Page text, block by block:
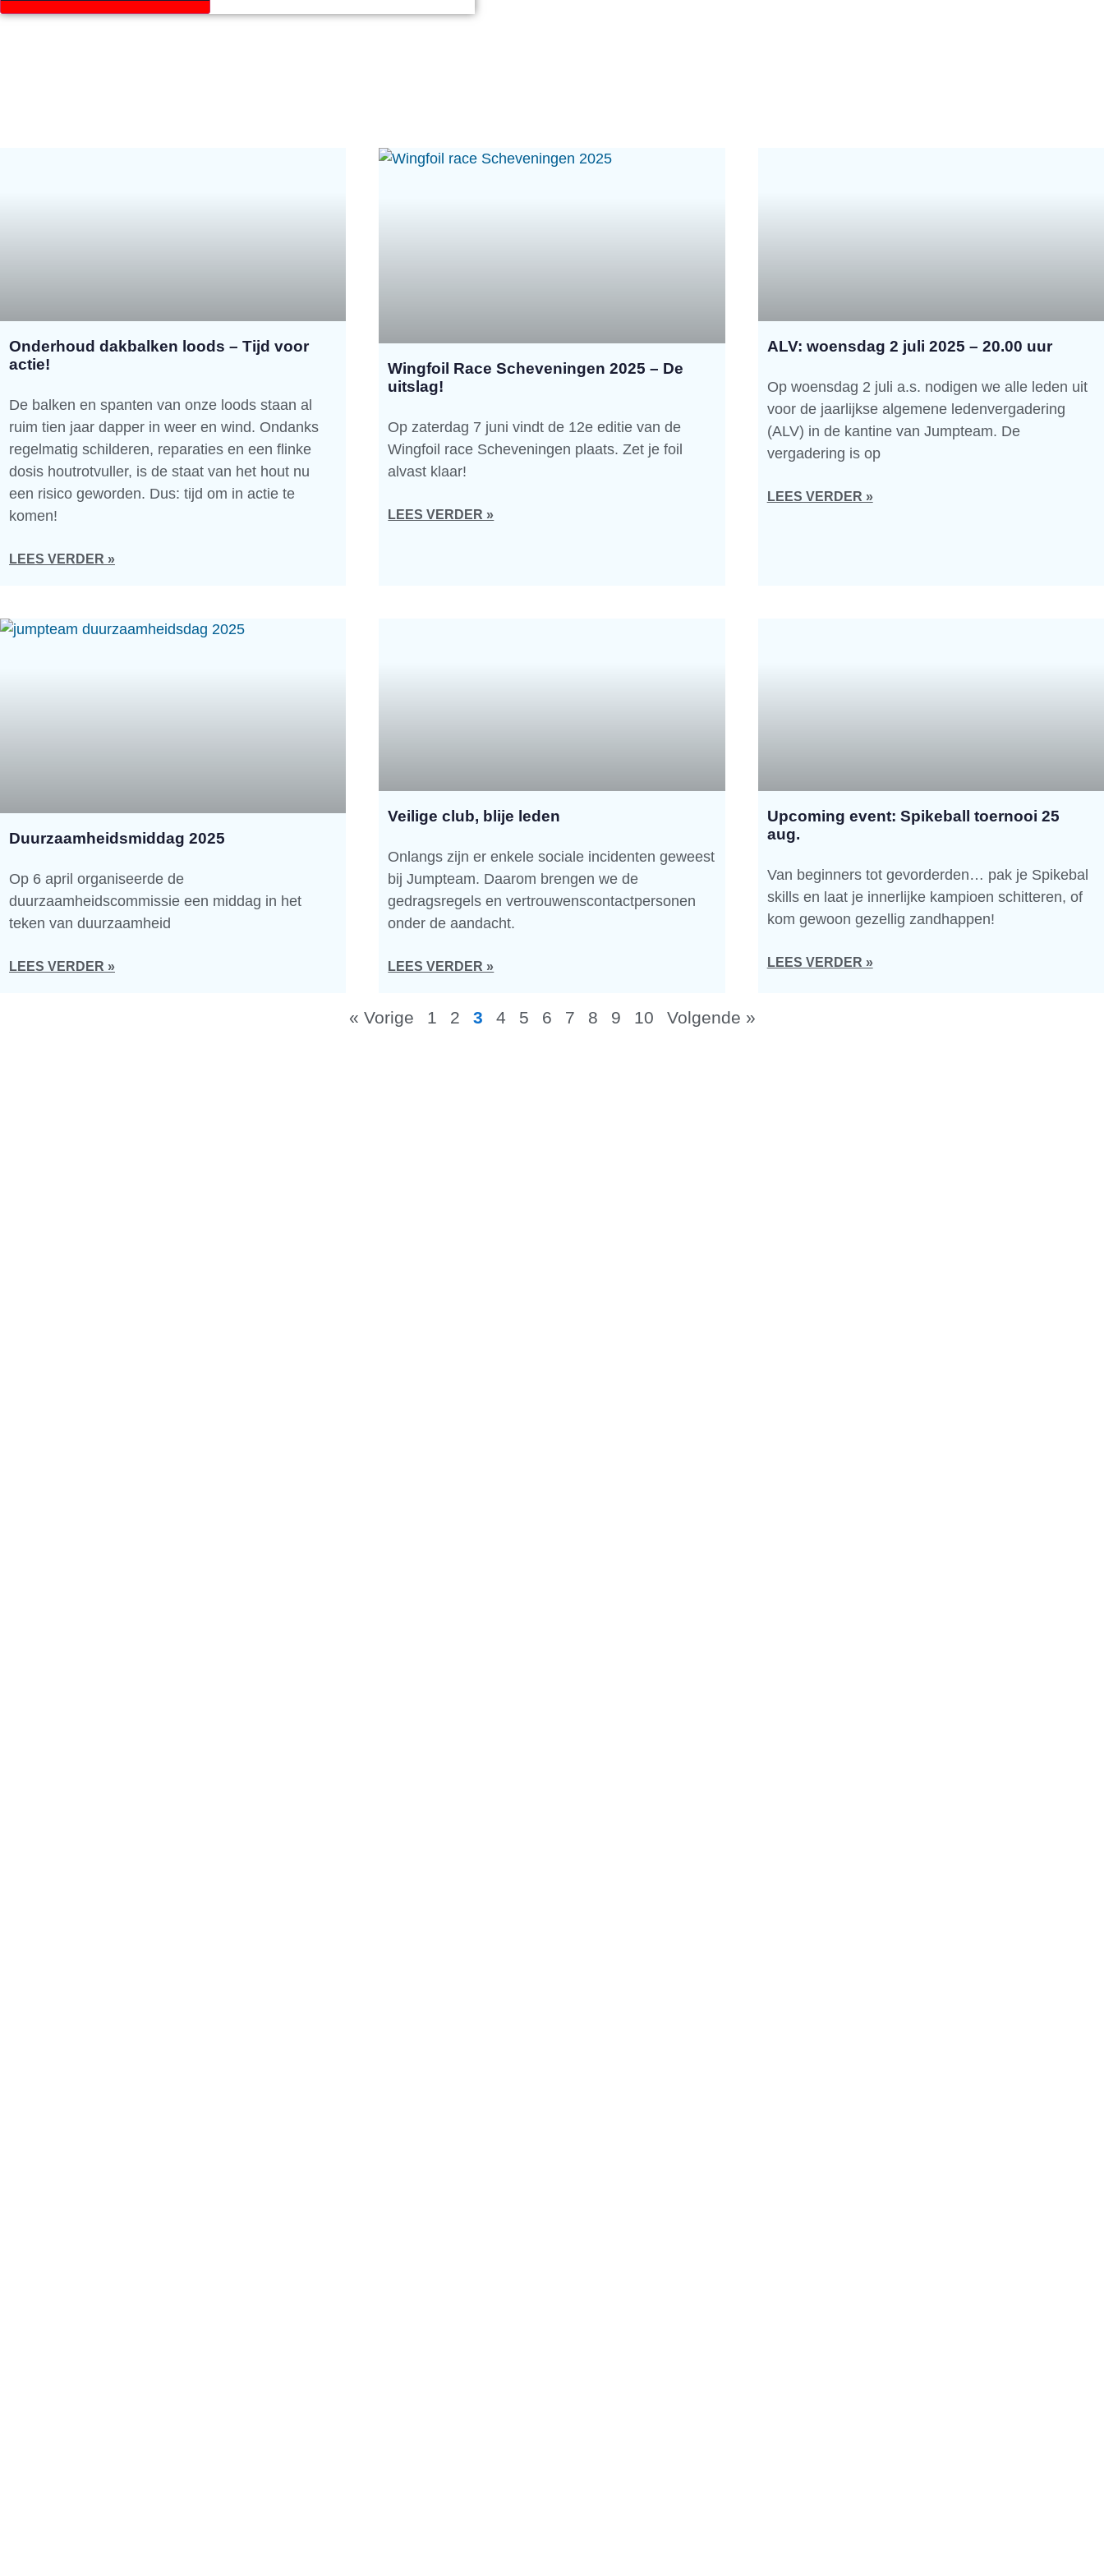
Onderhoud dakbalken loods – Tijd voor
actie!
De balken en spanten van onze loods staan al
ruim tien jaar dapper in weer en wind. Ondanks
regelmatig schilderen, reparaties en een flinke
dosis houtrotvuller, is de staat van het hout nu
een risico geworden. Dus: tijd om in actie te
komen!
LEES VERDER »
Wingfoil Race Scheveningen 2025 – De
uitslag!
Op zaterdag 7 juni vindt de 12e editie van de
Wingfoil race Scheveningen plaats. Zet je foil
alvast klaar!
LEES VERDER »
ALV: woensdag 2 juli 2025 – 20.00 uur
Op woensdag 2 juli a.s. nodigen we alle leden uit
voor de jaarlijkse algemene ledenvergadering
(ALV) in de kantine van Jumpteam. De
vergadering is op
LEES VERDER »
Duurzaamheidsmiddag 2025
Op 6 april organiseerde de
duurzaamheidscommissie een middag in het
teken van duurzaamheid
LEES VERDER »
Veilige club, blije leden
Onlangs zijn er enkele sociale incidenten geweest
bij Jumpteam. Daarom brengen we de
gedragsregels en vertrouwenscontactpersonen
onder de aandacht.
LEES VERDER »
Upcoming event: Spikeball toernooi 25
aug.
Van beginners tot gevorderden… pak je Spikebal
skills en laat je innerlijke kampioen schitteren, of
kom gewoon gezellig zandhappen!
LEES VERDER »
« Vorige 1 2 3 4 5 6 7 8 9 10 Volgende »